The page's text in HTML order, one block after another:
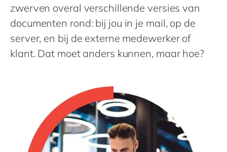
Singapore
Switzerland
UK & Ireland
zwerven overal verschillende versies van
documenten rond: bij jou in je mail, op de
server, en bij de externe medewerker of
klant. Dat moet anders kunnen, maar hoe?